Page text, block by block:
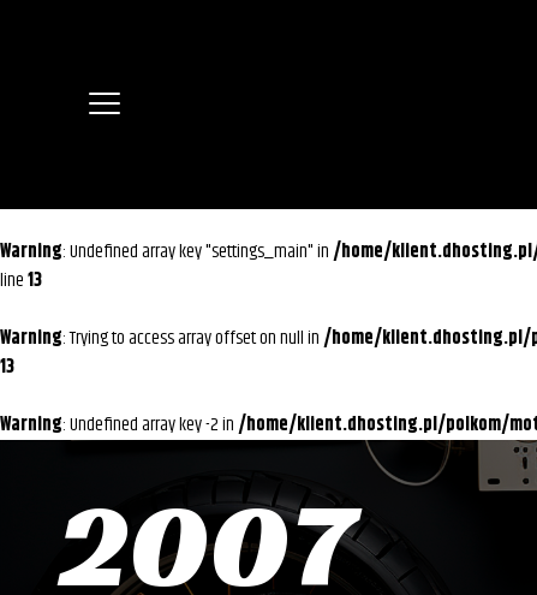
Warning : Undefined array key "settings_main" in/home/
line13
Warning : Trying to access array offset on null in/home/klient.dhosting.pl/
13
Warning : Undefined array key -2 in/home/klient.dhosting.pl/polkom/
2007